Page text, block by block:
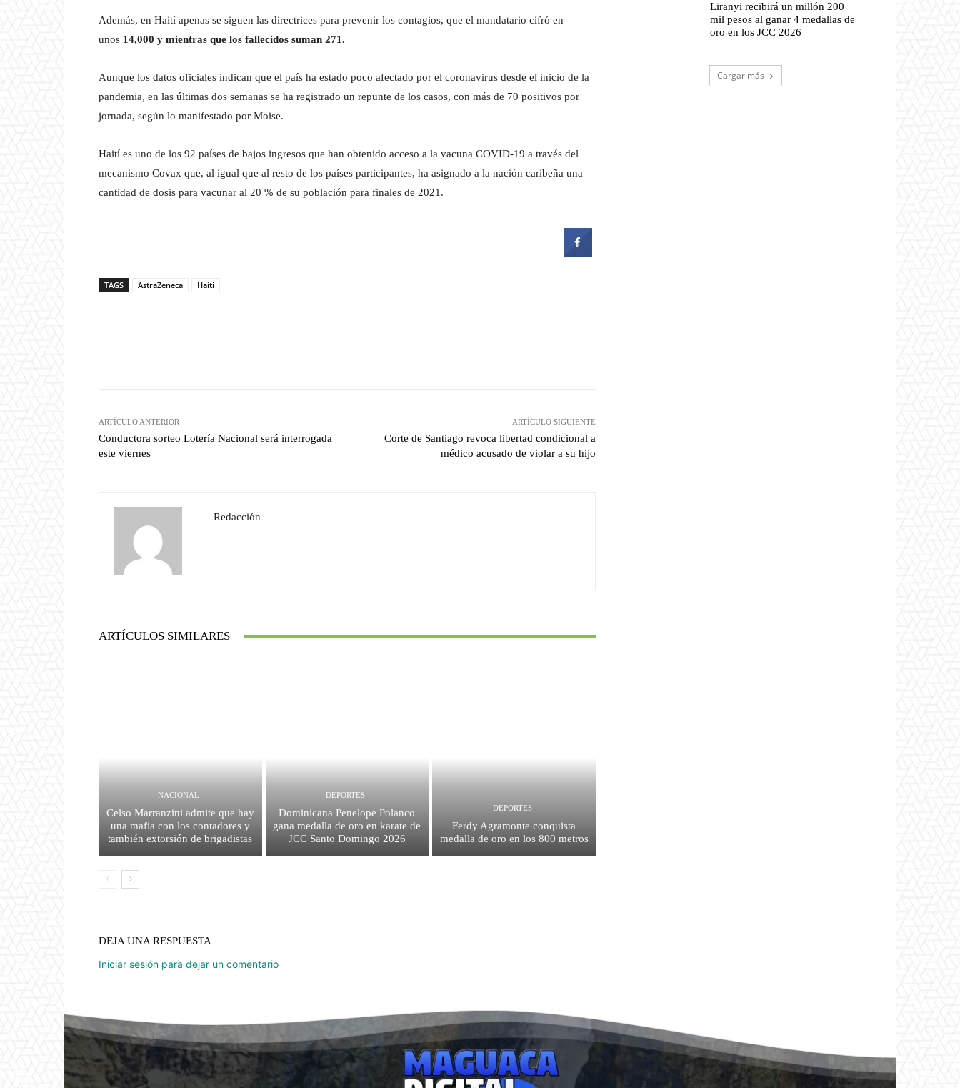
Además, en Haití apenas se siguen las directrices para prevenir los contagios, que el mandatario cifró en
unos 14,000 y mientras que los fallecidos suman 271.
Aunque los datos oficiales indican que el país ha estado poco afectado por el coronavirus desde el inicio de la
pandemia, en las últimas dos semanas se ha registrado un repunte de los casos, con más de 70 positivos por
jornada, según lo manifestado por Moise.
Haití es uno de los 92 países de bajos ingresos que han obtenido acceso a la vacuna COVID-19 a través del
mecanismo Covax que, al igual que al resto de los países participantes, ha asignado a la nación caribeña una
cantidad de dosis para vacunar al 20 % de su población para finales de 2021.
TAGS AstraZeneca Haití
ARTÍCULO ANTERIOR
Conductora sorteo Lotería Nacional será interrogada
este viernes
ARTÍCULO SIGUIENTE
Corte de Santiago revoca libertad condicional a
médico acusado de violar a su hijo
Redacción
ARTÍCULOS SIMILARES
NACIONAL
Celso Marranzini admite que hay
una mafia con los contadores y
también extorsión de brigadistas
DEPORTES
Dominicana Penelope Polanco
gana medalla de oro en karate de
JCC Santo Domingo 2026
DEPORTES
Ferdy Agramonte conquista
medalla de oro en los 800 metros
DEJA UNA RESPUESTA
Iniciar sesión para dejar un comentario
Liranyi recibirá un millón 200
mil pesos al ganar 4 medallas de
oro en los JCC 2026
Cargar más